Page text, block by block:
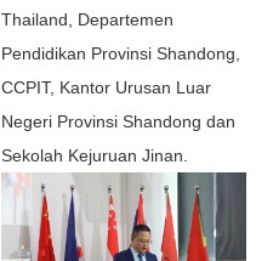
Thailand, Departemen
Pendidikan Provinsi Shandong,
CCPIT, Kantor Urusan Luar
Negeri Provinsi Shandong dan
Sekolah Kejuruan Jinan.